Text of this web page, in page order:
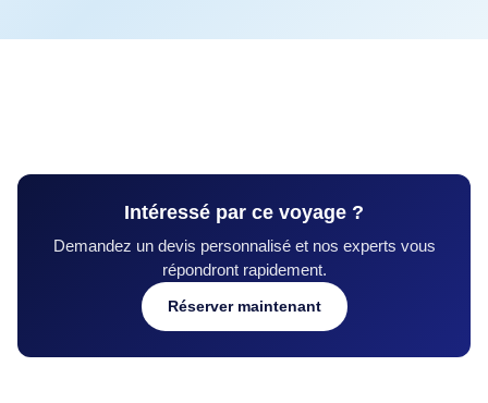
Intéressé par ce voyage ?
Demandez un devis personnalisé et nos experts vous
répondront rapidement.
Réserver maintenant